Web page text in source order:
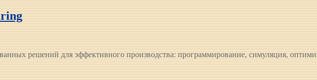
759.00 грн.
решений для эффективного производства: программирование, симуляция,